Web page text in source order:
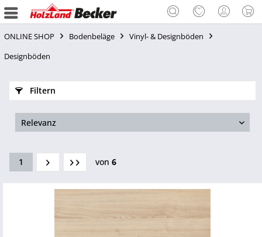
ONLINE SHOP Bodenbeläge
Vinyl- & Designböden
Designböden
Filtern
1 von 6